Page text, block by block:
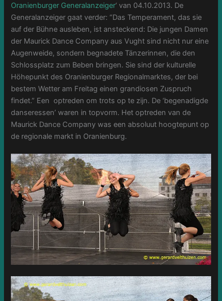
Oranienburger Generalanzeiger‘ van 04.10.2013. De
Generalanzeiger gaat verder: “Das Temperament, das sie
auf der Bühne ausleben, ist ansteckend: Die jungen Damen
der Maurick Dance Company aus Vught sind nicht nur eine
Augenweide, sondern begnadete Tänzerinnen, die den
Schlossplatz zum Beben bringen. Sie sind der kulturelle
Höhepunkt des Oranienburger Regionalmarktes, der bei
bestemWetter am Freitag einen grandiosen Zuspruch
findet.” Een optreden om trots op te zijn. De ‘begenadigde
danseressen’ waren in topvorm. Het optreden van de
Maurick Dance Company was een absoluut hoogtepunt op
de regionale markt in Oranienburg.